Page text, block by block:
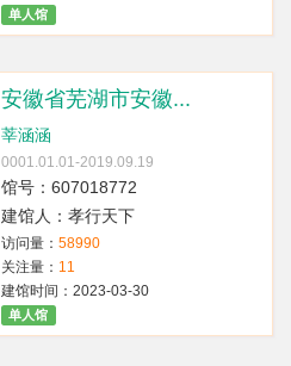
单人馆
安徽省芜湖市安徽...
莘涵涵
0001.01.01-2019.09.19
馆号：607018772
建馆人：孝行天下
访问量： 58990
关注量： 11
建馆时间：2023-03-30
单人馆